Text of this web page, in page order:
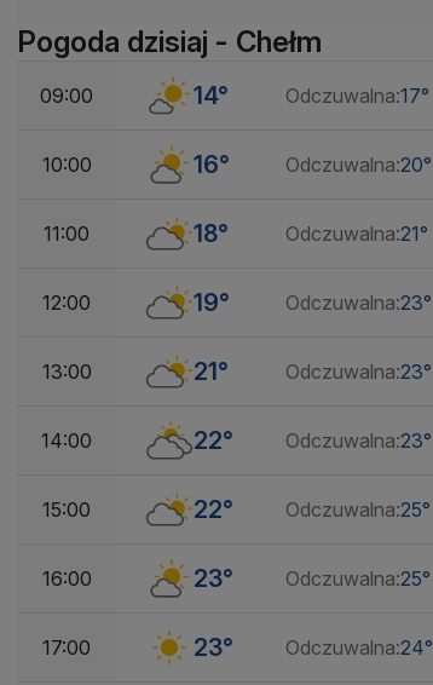
Pogoda dzisiaj - Chełm
09:00 14° Odczuwalna:17°
10:00 16° Odczuwalna:20°
11:00 18° Odczuwalna:21°
12:00 19° Odczuwalna:23°
13:00 21° Odczuwalna:23°
14:00 22° Odczuwalna:23°
15:00 22° Odczuwalna:25°
16:00 23° Odczuwalna:25°
17:00 23° Odczuwalna:24°